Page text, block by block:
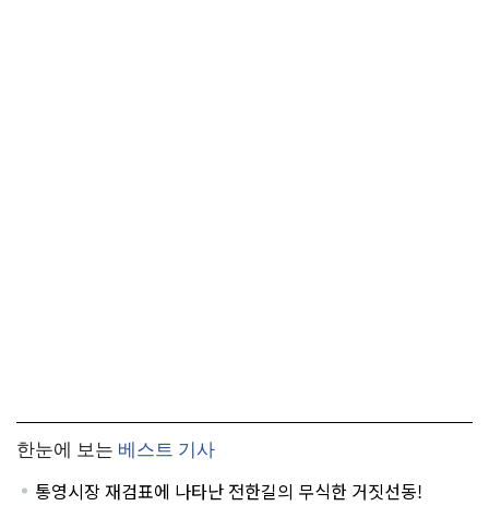
한눈에 보는 베스트 기사
통영시장 재검표에 나타난 전한길의 무식한 거짓선동!